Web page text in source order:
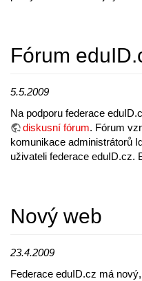
Fórum
5.5.2009
Na podporu federace
diskusní fórum. Fórum
komunikace administrátorů
uživateli federace eduID.cz.
Nový web
23.4.2009
Federace eduID.cz má